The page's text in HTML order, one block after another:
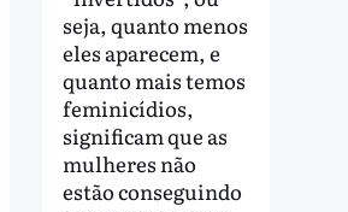
seja, quanto menos
eles aparecem, e
quanto mais temos
feminicídios,
significam que as
mulheres não
estão conseguindo